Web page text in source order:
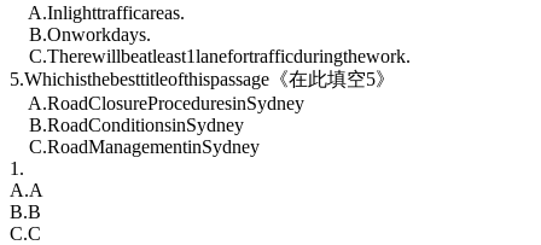
A.Inlighttrafficareas.
B.Onworkdays.
C.Therewillbeatleast1lanefortrafficduringthework.
5.Whichisthebesttitleofthispassage《在此填空5》
A.RoadClosureProceduresinSydney
B.RoadConditionsinSydney
C.RoadManagementinSydney
1.
A.A
B.B
C.C